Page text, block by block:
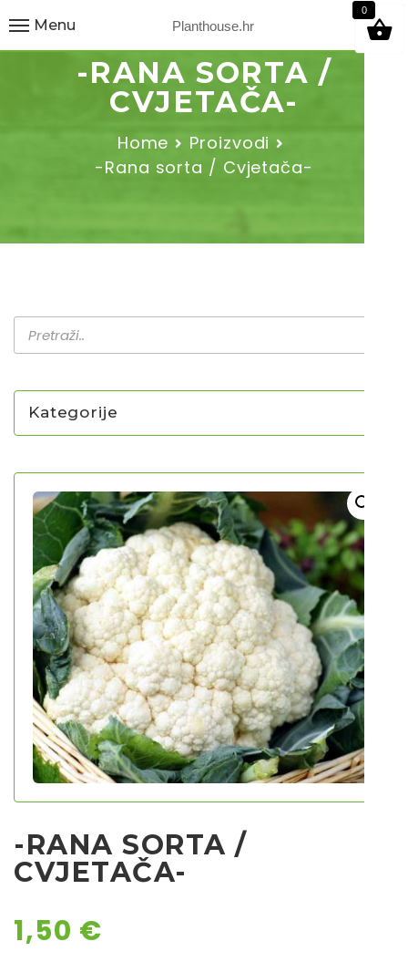
Planthouse.hr
Menu
9
-RANA SORTA /
CVJETAČA-
Home
Proizvodi
-Rana sorta / Cvjetača-
Kategorije
SADNICE
UKRASNO BILJE I TRAJNICE
GRMOVI/DRVEĆE
HIT SEZONE*** VRTNI SLJEZOVI
UKRASNE TRAVE
HORTENZIJE
LJEKOVITO I ZAČINSKO
VOĆE / BOBIČASTO VOĆE
Sjeme
Sjeme povrća
Chili
Ostalo sjeme
-RANA SORTA /
CVJETAČA-
1,50 €
0